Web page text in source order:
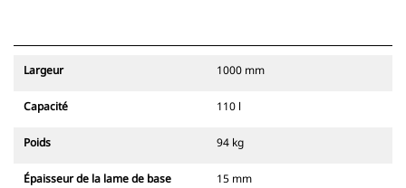
Largeur 1000 mm
Capacité 110 l
Poids 94 kg
Épaisseur de la lame de base 15 mm